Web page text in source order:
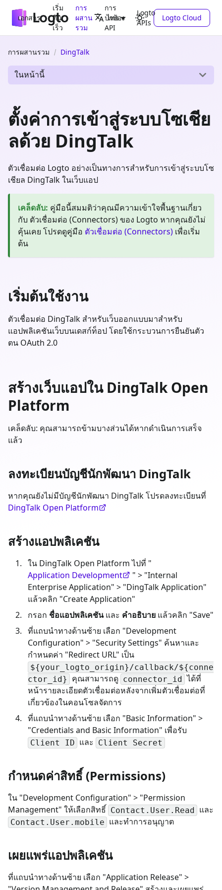
เอกสาร
เริ่ม
ต้น
เร็ว
การ
ผสาน
รวม
การ
ปกป้อง
API
Logto
APIs
ไทย Logto Cloud
การผสานรวม DingTalk
ในหน้านี้
ตั้งค่าการเข้าสู่ระบบโซเชีย
ลด้วย DingTalk
ตัวเชื่อมต่อ Logto อย่างเป็นทางการสำหรับการเข้าสู่ระบบโซ
เชียล DingTalk ในเว็บแอป
เคล็ดลับ: คู่มือนี้สมมติว่าคุณมีความเข้าใจพื้นฐานเกี่ยว
กับ ตัวเชื่อมต่อ (Connectors) ของ Logto หากคุณยังไม่
คุ้นเคย โปรดดูคู่มือ ตัวเชื่อมต่อ (Connectors) เพื่อเริ่ม
ต้น
เริ่มต้นใช้งาน
ตัวเชื่อมต่อ DingTalk สำหรับเว็บออกแบบมาสำหรับ
แอปพลิเคชันเว็บบนเดสก์ท็อป โดยใช้กระบวนการยืนยันตัว
ตน OAuth 2.0
สร้างเว็บแอปใน DingTalk Open
Platform
เคล็ดลับ: คุณสามารถข้ามบางส่วนได้หากดำเนินการเสร็จ
แล้ว
ลงทะเบียนบัญชีนักพัฒนา DingTalk
หากคุณยังไม่มีบัญชีนักพัฒนา DingTalk โปรดลงทะเบียนที่
DingTalk Open Platform
สร้างแอปพลิเคชัน
ใน DingTalk Open Platform ไปที่ "
Application Development
" > "Internal
Enterprise Application" > "DingTalk Application"
แล้วคลิก "Create Application"
กรอก ชื่อแอปพลิเคชันและ คำอธิบาย แล้วคลิก "Save"
ที่แถบนำทางด้านซ้าย เลือก "Development
Configuration" > "Security Settings" ค้นหาและ
กำหนดค่า "Redirect URL" เป็น
${your_logto_origin}/callback/${conne
ctor_id}
คุณสามารถดู connector_id ได้ที่
หน้ารายละเอียดตัวเชื่อมต่อหลังจากเพิ่มตัวเชื่อมต่อที่
เกี่ยวข้องในคอนโซลจัดการ
ที่แถบนำทางด้านซ้าย เลือก "Basic Information" >
"Credentials and Basic Information" เพื่อรับ
Client ID และ Client Secret
กำหนดค่าสิทธิ์ (Permissions)
ใน "Development Configuration" > "Permission
Management" ให้เลือกสิทธิ์ Contact.User.Read และ
Contact.User.mobile และทำการอนุญาต
เผยแพร่แอปพลิเคชัน
ที่แถบนำทางด้านซ้าย เลือก "Application Release" >